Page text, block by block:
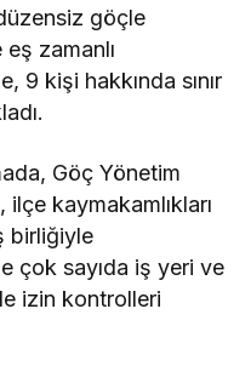
göçle
zamanlı
9 kişi hakkında sınır
Göç Yönetim
kaymakamlıkları
birliğiyle
çok sayıda iş yeri ve
izin kontrolleri